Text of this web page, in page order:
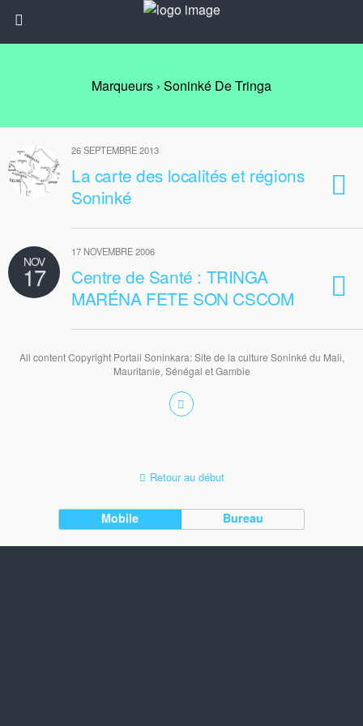
Marqueurs › Soninké De Tringa
26 SEPTEMBRE 2013
La carte des localités et régions
Soninké
NOV
17
17 NOVEMBRE 2006
Centre de Santé : TRINGA
MARÉNA FETE SON CSCOM
All content Copyright Portail Soninkara: Site de la culture Soninké du Mali,
Mauritanie, Sénégal et Gambie
Retour au début
Mobile Bureau